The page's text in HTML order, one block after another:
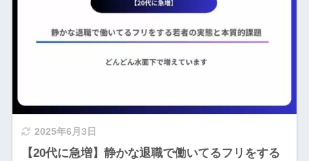
2025年6月3日
【20代に急増】静かな退職で働いてるフリをする